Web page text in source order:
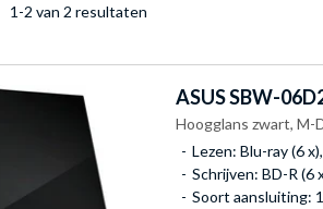
1-2 van 2 resultaten
ASUSSBW-
Hoogglans zwart, M-
Lezen: Blu-ray (6
Schrijven: BD-R (6
Soort aansluiting: